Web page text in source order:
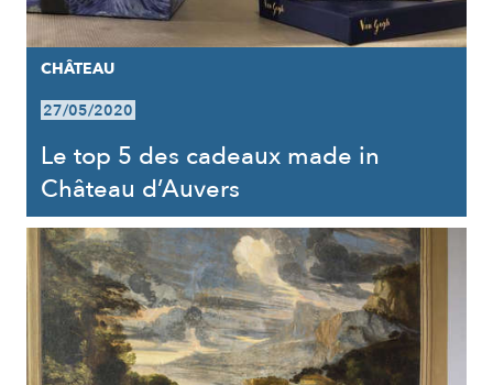
CHÂTEAU
27/05/2020
Le top 5 des cadeaux made in
Château d’Auvers